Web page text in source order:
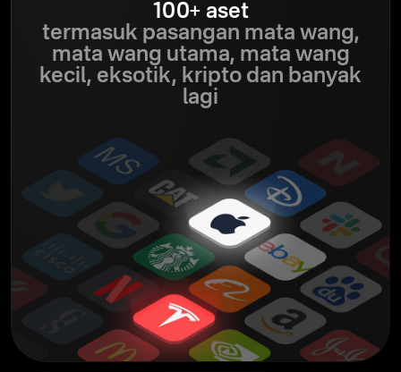
100+ aset
termasuk pasangan mata wang,
mata wang utama, mata wang
kecil, eksotik, kripto dan banyak
lagi